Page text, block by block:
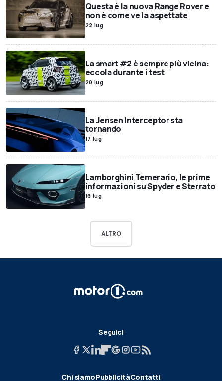
Questa è la nuova Range Rover e
non è come ve la aspettate
22 lug
La smart #2 è sempre più vicina:
eccola durante i test
20 lug
La Jensen Interceptor sta
tornando
17 lug
Lamborghini Temerario, le prime
informazioni su Spyder e Sterrato
16 lug
ALTRO
Seguici
Chi siamoPubblicitàContatti